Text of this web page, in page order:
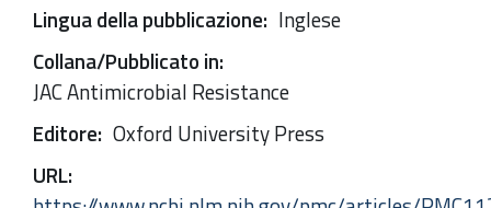
Lingua della pubblicazione: Inglese
Collana/Pubblicato in:
JAC Antimicrobial Resistance
Editore: Oxford University Press
URL: